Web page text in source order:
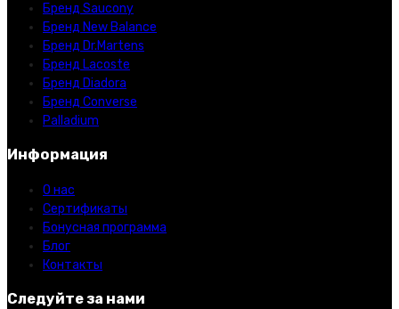
Бренд Saucony
Бренд New Balance
Бренд Dr.Martens
Бренд Lacoste
Бренд Diadora
Бренд Converse
Palladium
Информация
О нас
Сертификаты
Бонусная программа
Блог
Контакты
Следуйте за нами